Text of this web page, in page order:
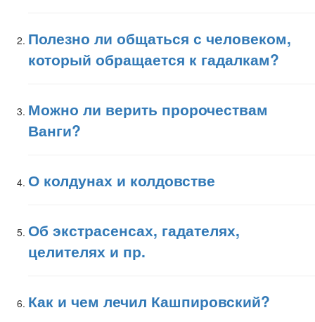
Полезно ли общаться с человеком,
который обращается к гадалкам?
Можно ли верить пророчествам
Ванги?
О колдунах и колдовстве
Об экстрасенсах, гадателях,
целителях и пр.
Как и чем лечил Кашпировский?